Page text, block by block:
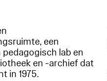
een
lab en
en -archief dat
in 1975.